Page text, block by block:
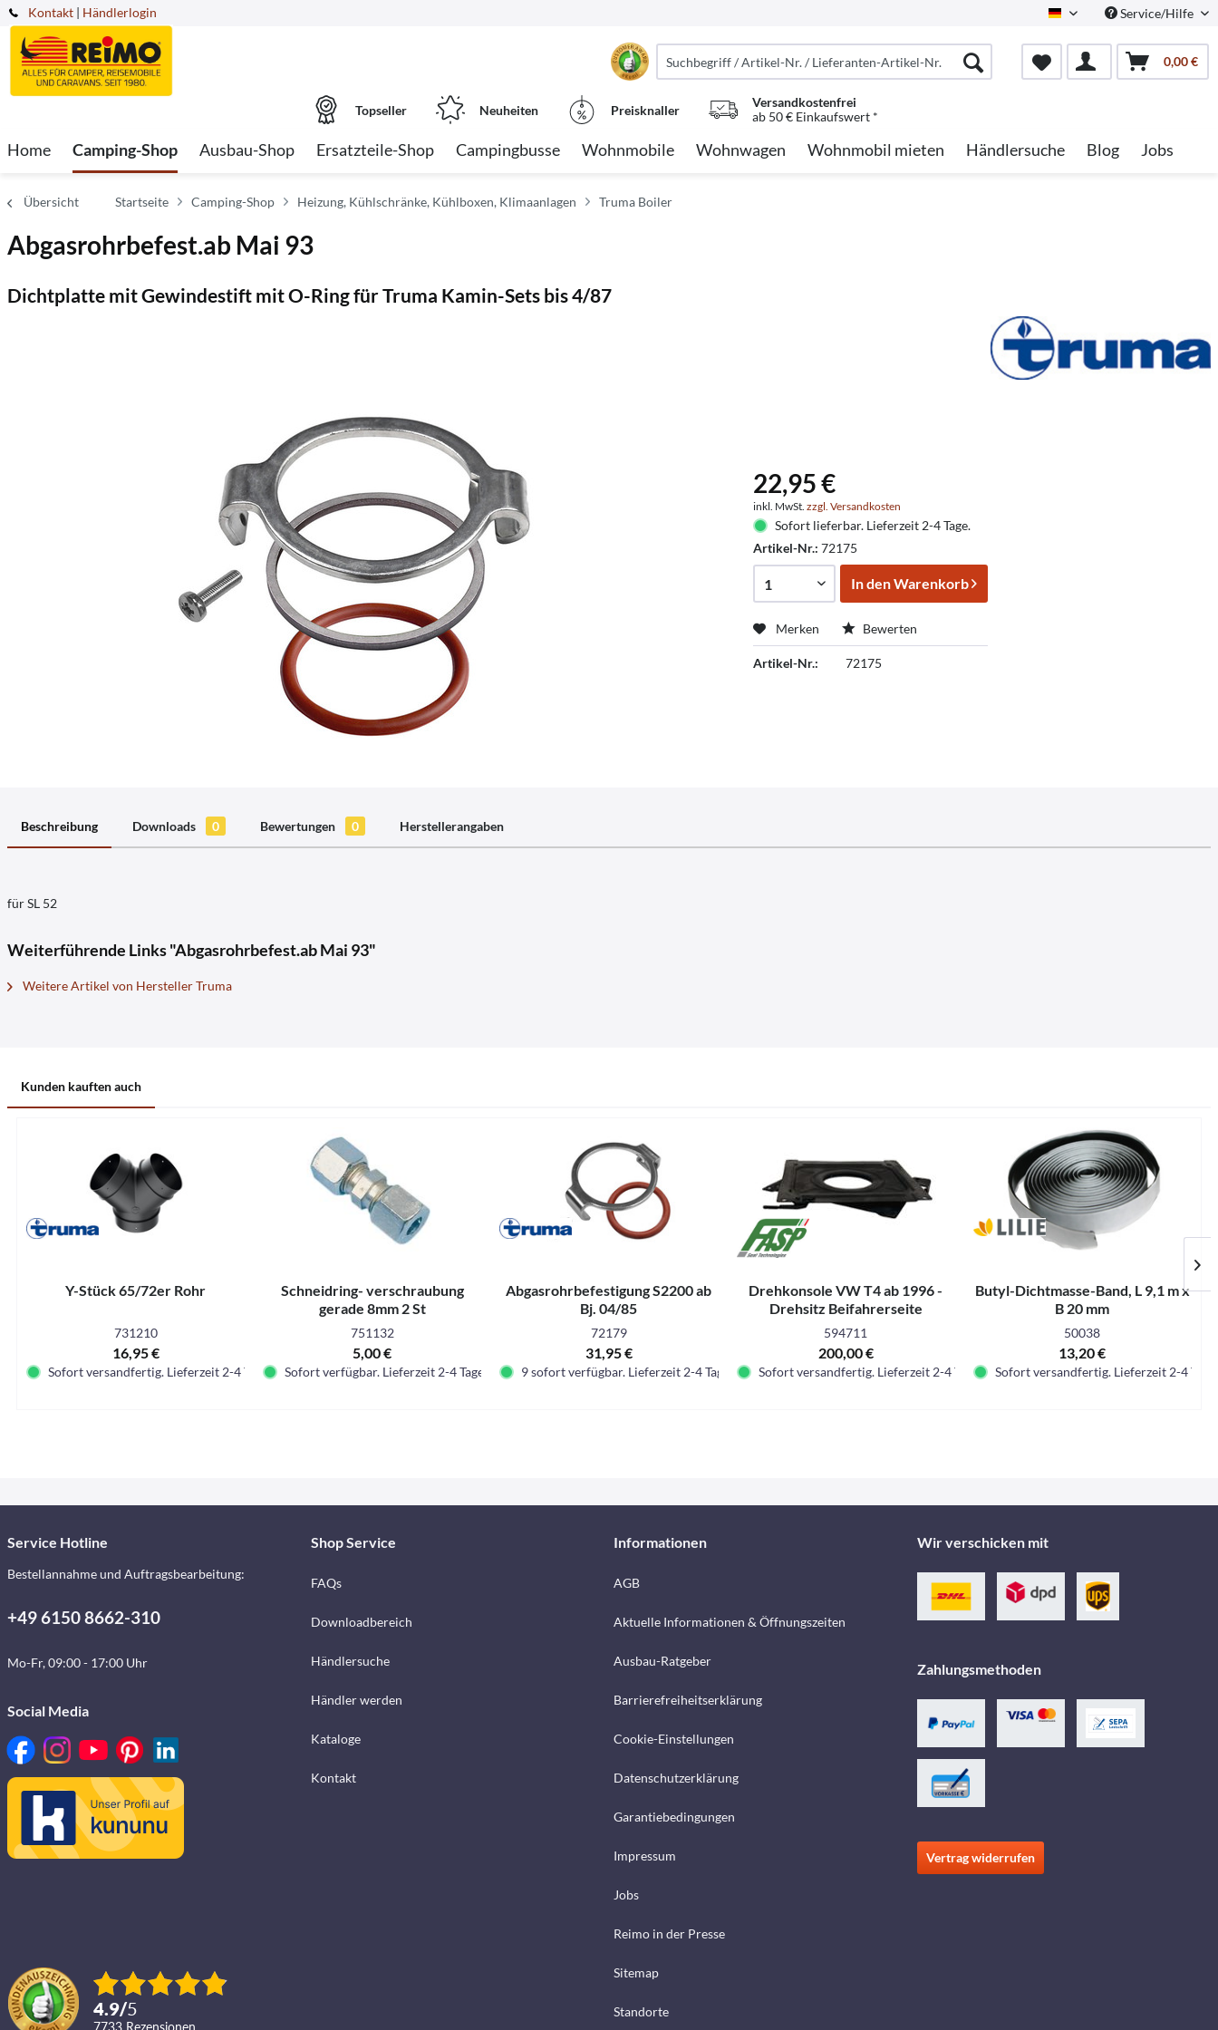
Kontakt German Service/Hilfe
| Händlerlogin
0,00 €
Topseller Neuheiten Preisknaller
Versandkostenfrei
ab 50 € Einkaufswert *
Home Camping-Shop Ausbau-Shop Ersatzteile-Shop Campingbusse Wohnmobile Wohnwagen Wohnmobil mieten Händlersuche Blog Jobs
Übersicht Startseite Camping-Shop Heizung, Kühlschränke, Kühlboxen, Klimaanlagen Truma Boiler
Abgasrohrbefest.ab Mai 93
Dichtplatte mit Gewindestift mit O-Ring für Truma Kamin-Sets bis 4/87
22,95 €
inkl. MwSt.zzgl. Versandkosten
Sofort lieferbar. Lieferzeit 2-4 Tage.
Artikel-Nr.:72175
In denWarenkorb
Merken Bewerten
Artikel-Nr.: 72175
Beschreibung Downloads 0 Bewertungen 0 Herstellerangaben
für SL 52
Weiterführende Links "Abgasrohrbefest.ab Mai 93"
Weitere Artikel von Hersteller Truma
Kunden kauften auch
Y-Stück 65/72er Rohr
731210
16,95 €
Sofort versandfertig. Lieferzeit 2-4 Tage.
Schneidring- verschraubung
gerade 8mm 2 St
751132
5,00 €
Sofort verfügbar. Lieferzeit 2-4 Tage.
Abgasrohrbefestigung S2200 ab
Bj. 04/85
72179
31,95 €
9 sofort verfügbar. Lieferzeit 2-4 Tage.
Drehkonsole VW T4 ab 1996 -
Drehsitz Beifahrerseite
594711
200,00 €
Sofort versandfertig. Lieferzeit 2-4 Tage.
Butyl-Dichtmasse-Band, L 9,1 m x
B 20 mm
50038
13,20 €
Sofort versandfertig. Lieferzeit 2-4 Tage.
Service Hotline
Bestellannahme und Auftragsbearbeitung:
+49 6150 8662-310
Mo-Fr, 09:00 - 17:00 Uhr
Social Media
4.9/5
7733 Rezensionen
Shop Service
FAQs
Downloadbereich
Händlersuche
Händler werden
Kataloge
Kontakt
Informationen
AGB
Aktuelle Informationen & Öffnungszeiten
Ausbau-Ratgeber
Barrierefreiheitserklärung
Cookie-Einstellungen
Datenschutzerklärung
Garantiebedingungen
Impressum
Jobs
Reimo in der Presse
Sitemap
Standorte
Wir verschicken mit
Zahlungsmethoden
Vertrag widerrufen